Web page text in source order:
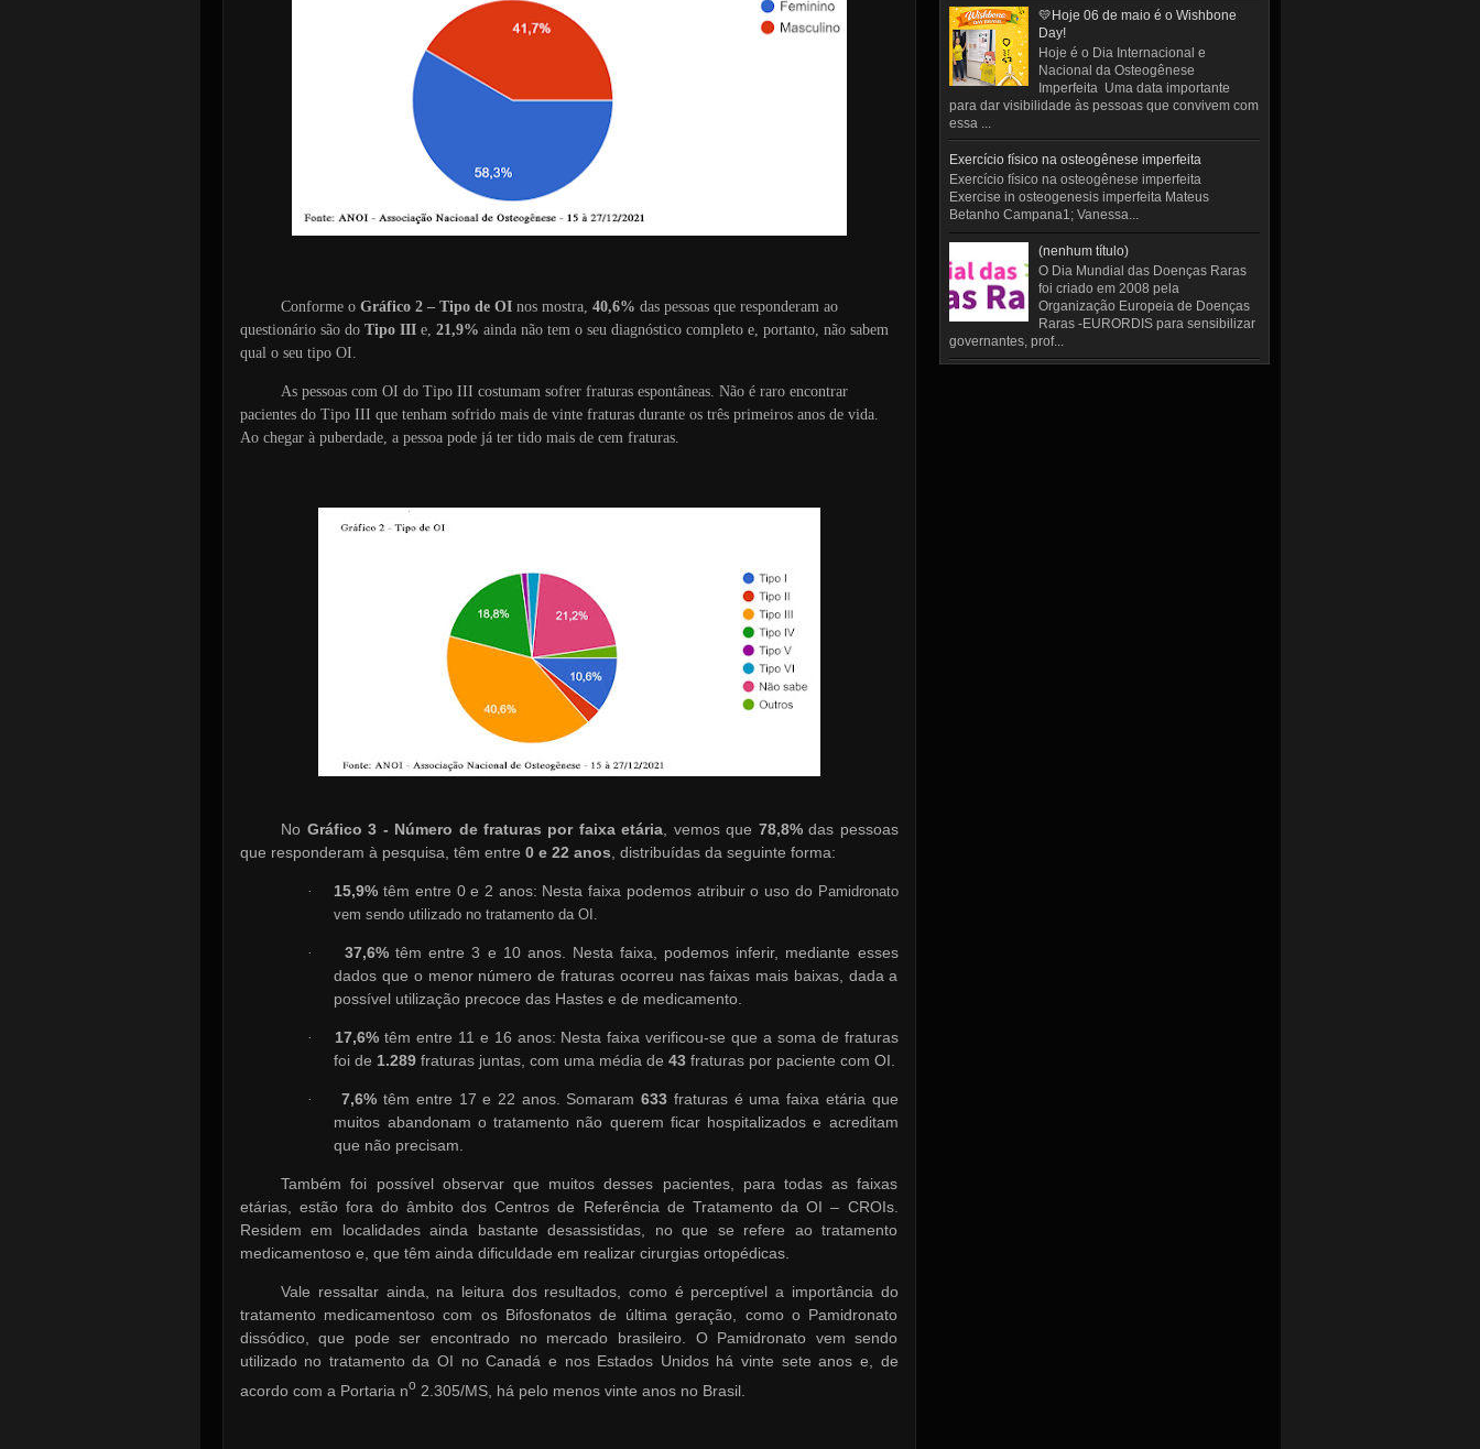
Conforme oGráfico 2 – Tipo de OI nos mostra,40,6% das pessoas que responderam ao
questionário são do Tipo IIIe, 21,9% ainda não tem o seu diagnóstico completo e, portanto, não sabem
qual o seu tipo OI.
As pessoas com OI do Tipo III costumam sofrer fraturas espontâneas. Não é raro encontrar
pacientes do Tipo III que tenham sofrido mais de vinte fraturas durante os três primeiros anos de vida.
Ao chegar à puberdade, a pessoa pode já ter tido mais de cem fraturas.
No Gráfico 3 - Número de fraturas por faixa etária , vemos que 78,8%das pessoas
que responderam à pesquisa, têm entre 0 e 22 anos , distribuídas da seguinte forma:
· 15,9% têm entre 0 e 2 anos: Nesta faixa podemos atribuir o uso do Pamidronato
vem sendo utilizado no tratamento da OI.
· 37,6% têm entre 3 e 10 anos. Nesta faixa, podemos inferir, mediante esses
dados que o menor número de fraturas ocorreu nas faixas mais baixas, dada a
possível utilização precoce das Hastes e de medicamento.
· 17,6%têm entre 11 e 16 anos: Nesta faixa verificou-se que a soma de fraturas
foi de 1.289 fraturas juntas, com uma média de43 fraturas por paciente com OI.
· 7,6%têm entre 17 e 22 anos. Somaram633 fraturas é uma faixa etária que
muitos abandonam o tratamento não querem ficar hospitalizados e acreditam
que não precisam.
Também foi possível observar que muitos desses pacientes, para todas as faixas
etárias, estão fora do âmbito dos Centros de Referência de Tratamento da OI – CROIs.
Residem em localidades ainda bastante desassistidas, no que se refere ao tratamento
medicamentoso e, que têm ainda dificuldade em realizar cirurgias ortopédicas.
Vale ressaltar ainda, na leitura dos resultados, como é perceptível a importância do
tratamento medicamentoso com os Bifosfonatos de última geração, como o Pamidronato
dissódico, que pode ser encontrado no mercado brasileiro. O Pamidronato vem sendo
utilizado no tratamento da OI no Canadá e nos Estados Unidos há vinte sete anos e, de
acordo com a Portaria no 2.305/MS, há pelo menos vinte anos no Brasil.
💛Hoje 06 de maio é o Wishbone
Day!
Hoje é o Dia Internacional e
Nacional da Osteogênese
Imperfeita Uma data importante
para dar visibilidade às pessoas que convivem com
essa ...
Exercício físico na osteogênese imperfeita
Exercício físico na osteogênese imperfeita
Exercise in osteogenesis imperfeita Mateus
Betanho Campana1; Vanessa...
(nenhum título)
O Dia Mundial das Doenças Raras
foi criado em 2008 pela
Organização Europeia de Doenças
Raras -EURORDIS para sensibilizar
governantes, prof...